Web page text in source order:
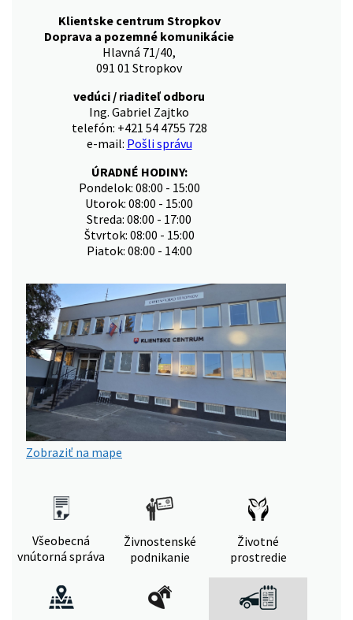
Klientske centrum Stropkov
Doprava a pozemné komunikácie
Hlavná 71/40,
091 01 Stropkov
vedúci / riaditeľ odboru
Ing. Gabriel Zajtko
telefón: +421 54 4755 728
e-mail: Pošli správu
ÚRADNÉ HODINY:
Pondelok: 08:00 - 15:00
Utorok: 08:00 - 15:00
Streda: 08:00 - 17:00
Štvrtok: 08:00 - 15:00
Piatok: 08:00 - 14:00
Zobraziť na mape
Všeobecná
vnútorná správa
Živnostenské
podnikanie
Životné
prostredie